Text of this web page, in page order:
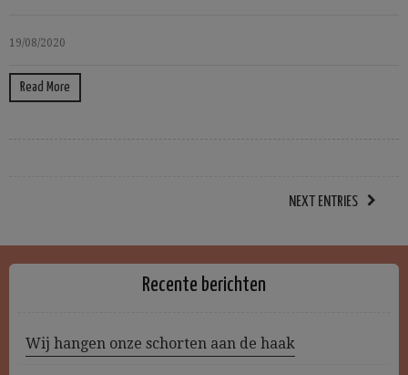
19/08/2020
Read More
NEXT ENTRIES
Recente berichten
Wij hangen onze schorten aan de haak